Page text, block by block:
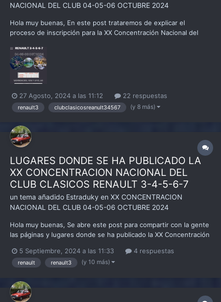
NACIONAL DEL CLUB 04-05-06 OCTUBRE 2024
Hola muy buenas, En este post trataremos de explicar el
proceso de inscripción para la XX Concentración Nacional del
ocasiones. Para la XX Concentración Nacional del Club Clásicos
Renault 3-4-5-6-7 son :...
27 Agosto, 2024 a las 11:12 22 respuestas
renault3 clubclasicosreanult34567 (y 8 más)
LUGARES DONDE SE HA PUBLICADO LA
XX CONCENTRACION NACIONAL DEL
CLUB CLASICOS RENAULT 3-4-5-6-7
un tema añadido Estraduky en XX CONCENTRACION
NACIONAL DEL CLUB 04-05-06 OCTUBRE 2024
Hola muy buenas, Se abre este post para compartir con la gente
las páginas y lugares donde se ha publicado la XX Concentración
las personas socias y simpatizantes nos ayuden con la difusión
en los difierentes medios, es de ayuda ya...
5 Septiembre, 2024 a las 11:33 4 respuestas
renault renault3 (y 10 más)